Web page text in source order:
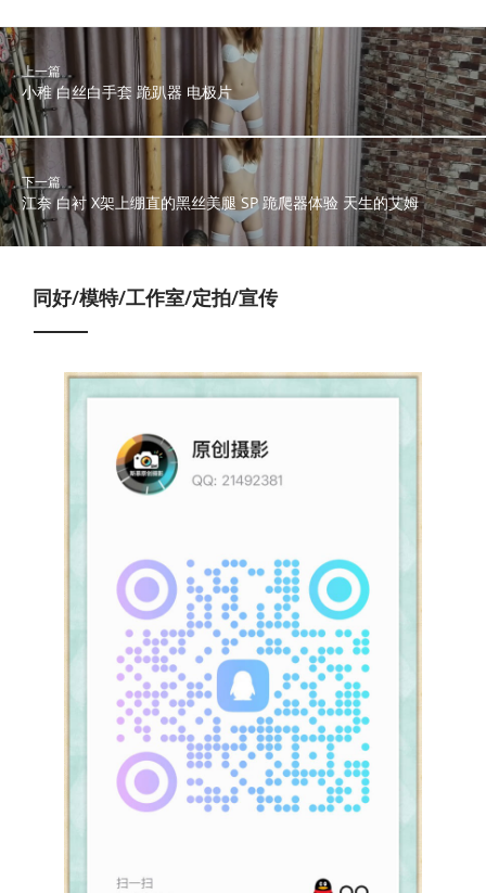
上一篇
小稚 白丝白手套 跪趴器 电极片
下一篇
江奈 白衬 X架上绷直的黑丝美腿 SP 跪爬器体验 天生的艾姆
同好/模特/工作室/定拍/宣传